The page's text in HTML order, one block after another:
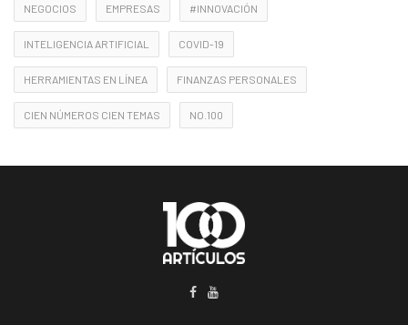
NEGOCIOS EMPRESAS #INNOVACIÓN
INTELIGENCIA ARTIFICIAL COVID-19
HERRAMIENTAS EN LÍNEA FINANZAS PERSONALES
CIEN NÚMEROS CIEN TEMAS NO.100